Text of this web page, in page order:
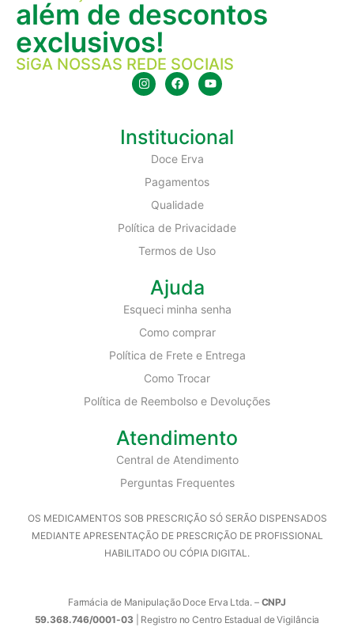
além de descontos
exclusivos!
SiGA NOSSAS REDE SOCIAIS
Institucional
Doce Erva
Pagamentos
Qualidade
Política de Privacidade
Termos de Uso
Ajuda
Esqueci minha senha
Como comprar
Política de Frete e Entrega
Como Trocar
Política de Reembolso e Devoluções
Atendimento
Central de Atendimento
Perguntas Frequentes
OS MEDICAMENTOS SOB PRESCRIÇÃO SÓ SERÃO DISPENSADOS
MEDIANTE APRESENTAÇÃO DE PRESCRIÇÃO DE PROFISSIONAL
HABILITADO OU CÓPIA DIGITAL.
Farmácia de Manipulação Doce Erva Ltda. – CNPJ
59.368.746/0001-03| Registro no Centro Estadual de Vigilância